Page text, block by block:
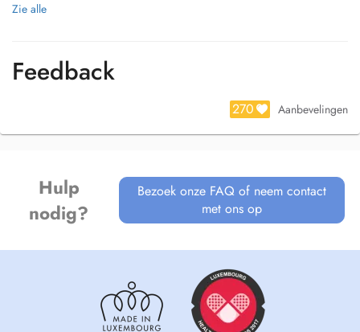
Zie alle
Feedback
270 Aanbevelingen
Hulp
nodig?
Bezoek onze FAQ of neem contact
met ons op